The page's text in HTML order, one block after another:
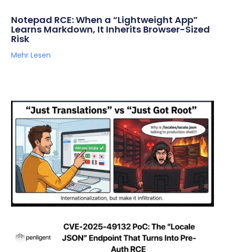
Notepad RCE: When a “Lightweight App”
Learns Markdown, It Inherits Browser-Sized
Risk
Mehr Lesen